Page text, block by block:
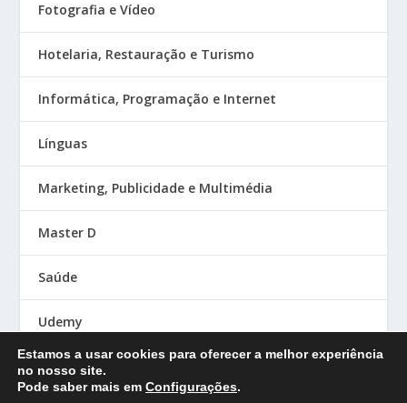
Fotografia e Vídeo
Hotelaria, Restauração e Turismo
Informática, Programação e Internet
Línguas
Marketing, Publicidade e Multimédia
Master D
Saúde
Udemy
Estamos a usar cookies para oferecer a melhor experiência
no nosso site.
Pode saber mais em Configurações.